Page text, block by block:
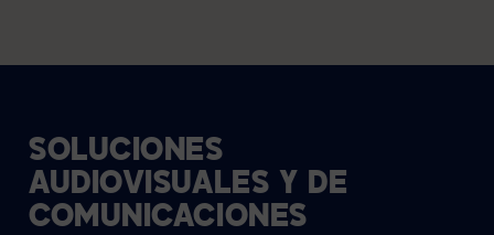
SOLUCIONES
AUDIOVISUALES Y DE
COMUNICACIONES